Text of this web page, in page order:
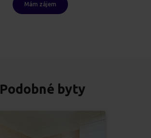
Mám zájem
Podobné byty